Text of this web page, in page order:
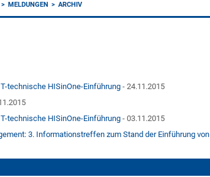
MELDUNGEN ARCHIV
technische HISinOne-Einführung - 24.11.2015
technische HISinOne-Einführung - 03.11.2015
3. Informationstreffen zum Stand der Einführung